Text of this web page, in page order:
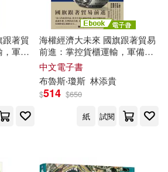
斯瑪，L. 馬克·彼得
布魯斯（主編）(1)
等
瓊斯瑪(1)
著貿
軍備
源才
海權經濟大未來 國旗跟著貿易
前進：掌控貨櫃運輸，軍備戰
略，電纜數據及海底能源才能
成為世界霸權 (電子書)
中文電子書
布魯斯‧瓊斯 林添貴
$514 $650
紙
試閱